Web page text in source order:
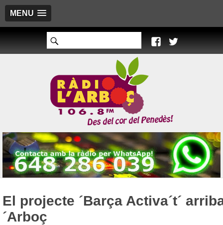
MENU
El projecte ´Barça Activa´t´
´Arboç